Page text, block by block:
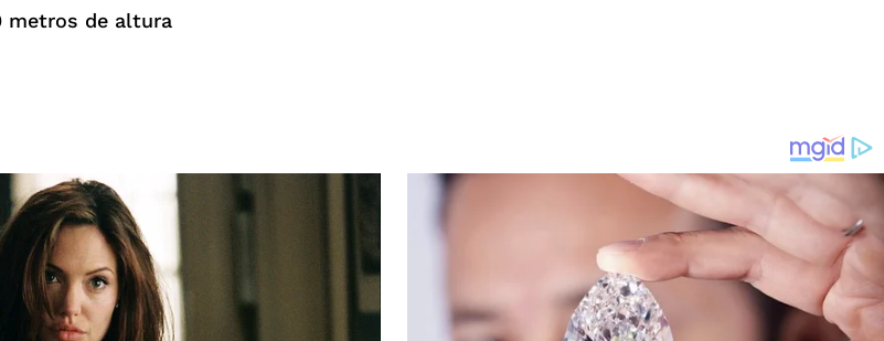
metros de altura